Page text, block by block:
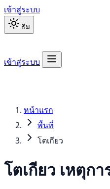
เข้าสู่ระบบ
ธีม
เข้าสู่ระบบ
หน้าแรก
พื้นที่
โตเกียว
โตเกียว เหตุก